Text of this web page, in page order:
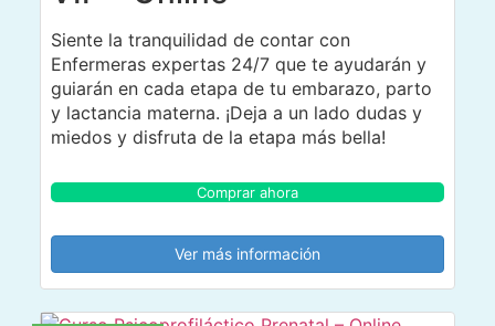
Siente la tranquilidad de contar con
Enfermeras expertas 24/7 que te ayudarán y
guiarán en cada etapa de tu embarazo, parto
y lactancia materna. ¡Deja a un lado dudas y
miedos y disfruta de la etapa más bella!
Comprar ahora
Ver más información